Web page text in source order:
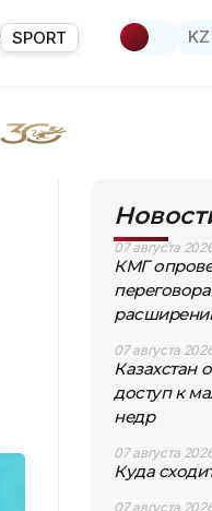
SPORT KZ
07 августа
КМГ
07 августа
Казахстан
доступ к
недр
07 августа
Куда
07 августа